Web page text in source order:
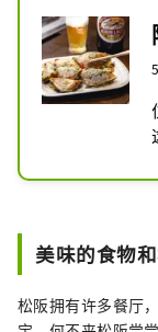
美味的食物
松阪拥有许多餐厅